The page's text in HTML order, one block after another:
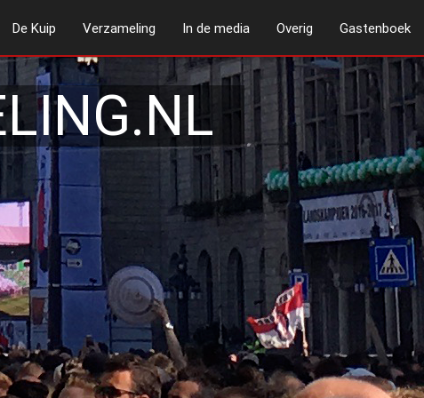
De Kuip Verzameling In de media Overig Gastenboek